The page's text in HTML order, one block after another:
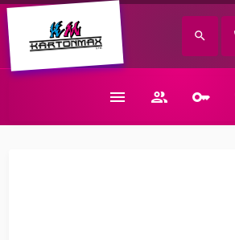
Zabudnuté heslo?
E-mail